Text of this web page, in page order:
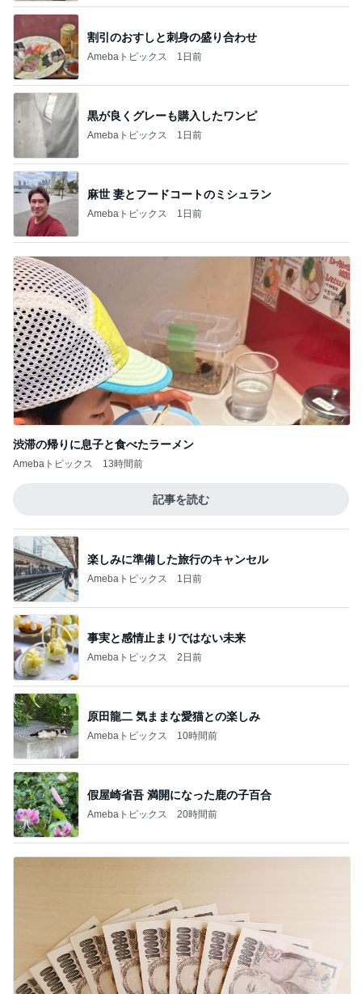
割引のおすしと刺身の盛り合わせ
Amebaトピックス 1日前
黒が良くグレーも購入したワンピ
Amebaトピックス 1日前
麻世 妻とフードコートのミシュラン
Amebaトピックス 1日前
渋滞の帰りに息子と食べたラーメン
Amebaトピックス 13時間前
記事を読む
楽しみに準備した旅行のキャンセル
Amebaトピックス 1日前
事実と感情止まりではない未来
Amebaトピックス 2日前
原田龍二 気ままな愛猫との楽しみ
Amebaトピックス 10時間前
假屋崎省吾 満開になった鹿の子百合
Amebaトピックス 20時間前